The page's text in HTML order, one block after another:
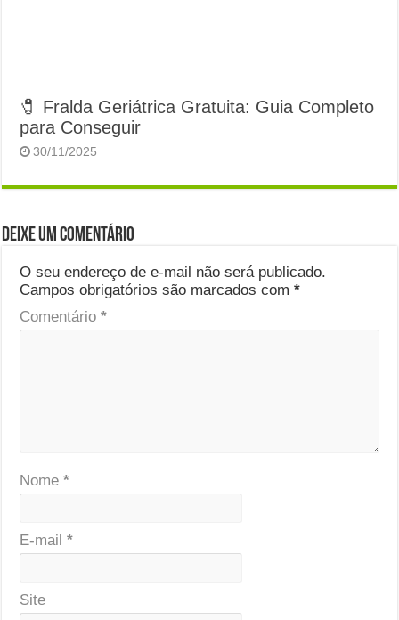
🧷 Fralda Geriátrica Gratuita: Guia Completo
para Conseguir
30/11/2025
Deixe um comentário
O seu endereço de e-mail não será publicado.
Campos obrigatórios são marcados com*
Comentário*
Nome*
E-mail*
Site